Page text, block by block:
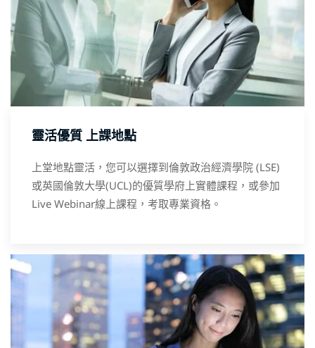
靈活優質 上課地點
上堂地點靈活，您可以選擇到倫敦政治經濟學院 (LSE)
或英國倫敦大學(UCL)的優質學府上實體課程，或參加
Live Webinar線上課程，考取專業資格。